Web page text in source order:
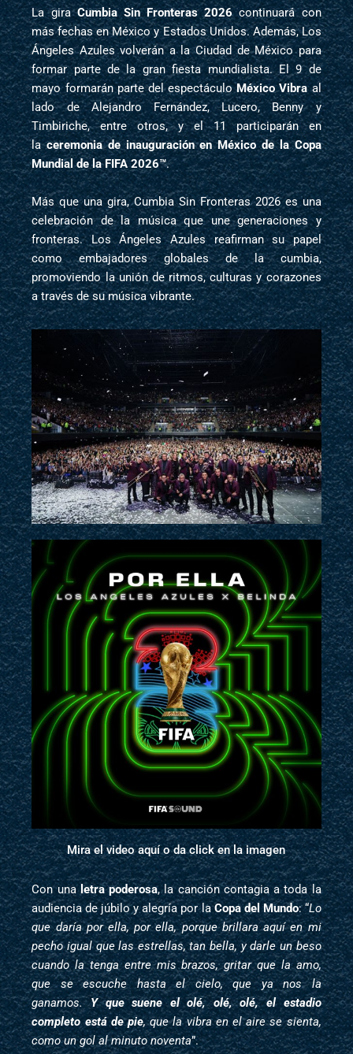
La giraCumbia Sin Fronteras 2026continuará con
más fechas en México y Estados Unidos. Además, Los
Ángeles Azules volverán a la Ciudad de México para
formar parte de la gran fiesta mundialista. El 9 de
mayo formarán parte del espectáculoMéxico Vibraal
lado de Alejandro Fernández, Lucero, Benny y
Timbiriche, entre otros, y el 11 participarán en
laceremonia de inauguración en México de la Copa
Mundial de la FIFA 2026™.
Más que una gira, Cumbia Sin Fronteras 2026 es una
celebración de la música que une generaciones y
fronteras. Los Ángeles Azules reafirman su papel
como embajadores globales de la cumbia,
promoviendo la unión de ritmos, culturas y corazones
a través de su música vibrante.
Mira el video aquí o da click en la imagen
Con una letra poderosa, la canción contagia a toda la
audiencia de júbilo y alegría por laCopa del Mundo: “Lo
que daría por ella, por ella, porque brillara aquí en mi
pecho igual que las estrellas, tan bella, y darle un beso
cuando la tenga entre mis brazos, gritar que la amo,
que se escuche hasta el cielo, que ya nos la
ganamos.Y que suene el olé, olé, olé, el estadio
completo está de pie, que la vibra en el aire se sienta,
como un gol al minuto noventa”.